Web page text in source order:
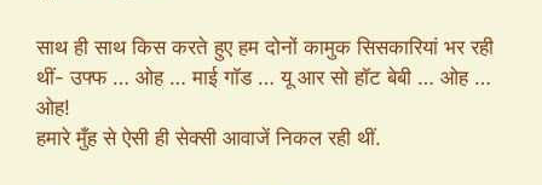
साथ ही साथ किस करते हुए हम दोनों कामुक सिसकारियां भर रही
थीं- उफ्फ … ओह … माई गॉड … यू आर सो हॉट बेबी … ओह …
ओह!
हमारे मुँह से ऐसी ही सेक्सी आवाजें निकल रही थीं.